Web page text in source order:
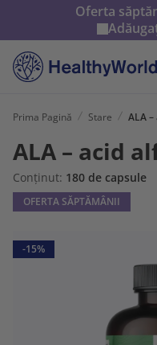
Oferta
Prima Pagină Stare ALA
ALA – acid
Conținut: 180 de capsule
OFERTA SĂPTĂMÂNII
-15%